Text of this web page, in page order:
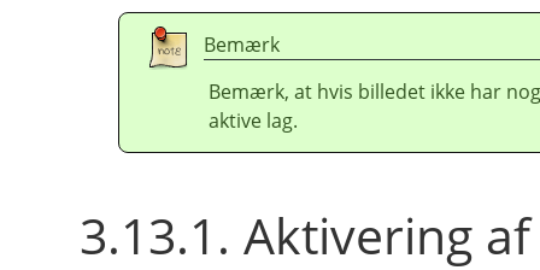
Bemærk
Bemærk, at hvis billedet ikke har
aktive lag.
3.13.1. Aktivering